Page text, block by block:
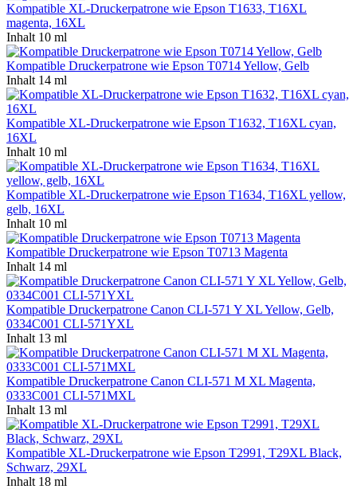
Kompatible XL-Druckerpatrone wie Epson T1633, T16XL
magenta, 16XL
Inhalt 10 ml
Kompatible Druckerpatrone wie Epson T0714 Yellow, Gelb
Inhalt 14 ml
Kompatible XL-Druckerpatrone wie Epson T1632, T16XL cyan,
16XL
Inhalt 10 ml
Kompatible XL-Druckerpatrone wie Epson T1634, T16XL yellow,
gelb, 16XL
Inhalt 10 ml
Kompatible Druckerpatrone wie Epson T0713 Magenta
Inhalt 14 ml
Kompatible Druckerpatrone Canon CLI-571 Y XL Yellow, Gelb,
0334C001 CLI-571YXL
Inhalt 13 ml
Kompatible Druckerpatrone Canon CLI-571 M XL Magenta,
0333C001 CLI-571MXL
Inhalt 13 ml
Kompatible XL-Druckerpatrone wie Epson T2991, T29XL Black,
Schwarz, 29XL
Inhalt 18 ml